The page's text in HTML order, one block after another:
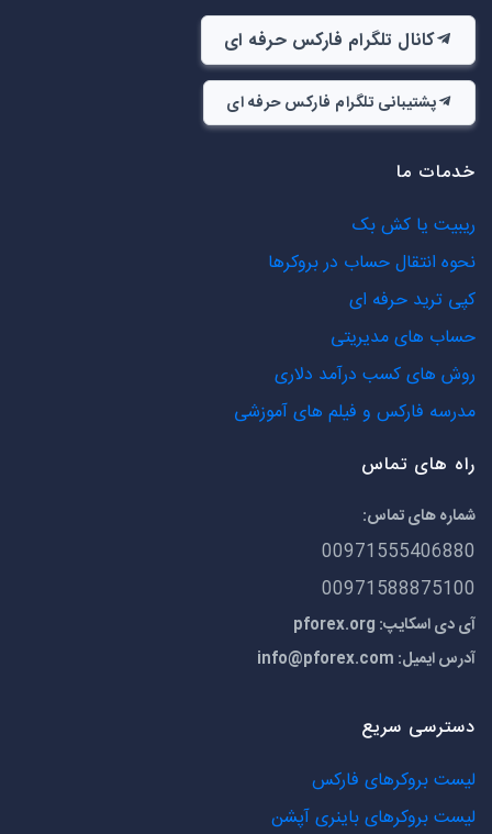
کانال تلگرام فارکس حرفه ای
پشتیبانی تلگرام فارکس حرفه ای
خدمات ما
ریبیت یا کش بک
نحوه انتقال حساب در بروکرها
کپی ترید حرفه ای
حساب های مدیریتی
روش های کسب درآمد دلاری
مدرسه فارکس و فیلم های آموزشی
راه های تماس
شماره های تماس:
00971555406880
00971588875100
آی دی اسکایپ: pforex.org
آدرس ایمیل: info@pforex.com
دسترسی سریع
لیست بروکرهای فارکس
لیست بروکرهای باینری آپشن